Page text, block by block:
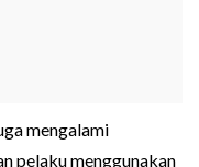
mengalami
pelaku menggunakan